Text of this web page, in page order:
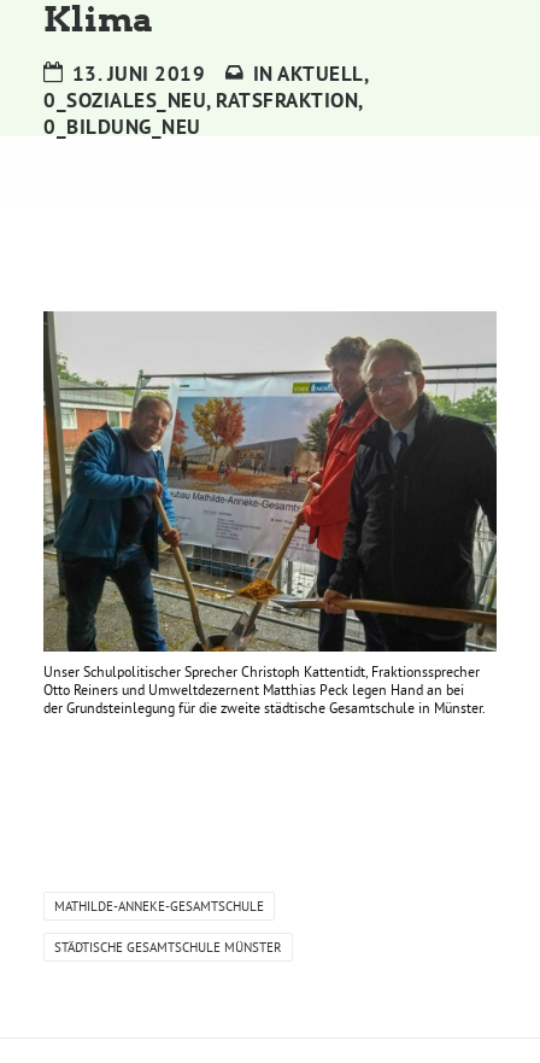
Sylvia Rietenberg, MdB
Dorothea Deppermann, MdL
Delegierte
Grüne im Rathaus
Ratsfraktion
Ratsmitglieder 2025 – 2030
Klima
13. JUNI 2019 INAKTUELL,
0_SOZIALES_NEU, RATSFRAKTION,
0_BILDUNG_NEU
Unser Schulpolitischer Sprecher Christoph Kattentidt, Fraktionssprecher
Otto Reiners und Umweltdezernent Matthias Peck legen Hand an bei
der Grundsteinlegung für die zweite städtische Gesamtschule in Münster.
MATHILDE-ANNEKE-GESAMTSCHULE
STÄDTISCHE GESAMTSCHULE MÜNSTER